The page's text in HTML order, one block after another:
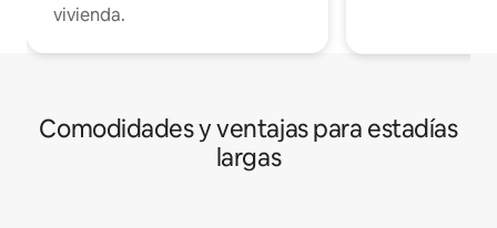
vivienda.
Comodidades y ventajas para estadías
largas